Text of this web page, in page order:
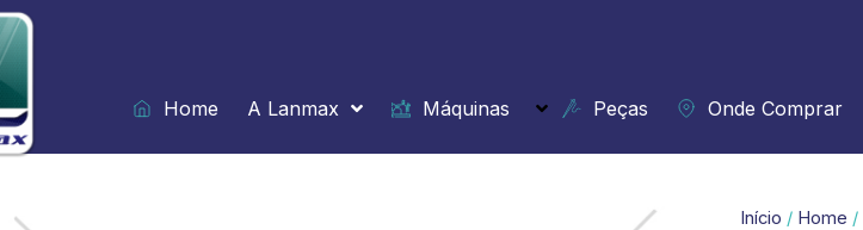
Ir
para
o
conteúdo
Home
A Lanmax Máquinas Peças Onde Comprar
Início / Home /